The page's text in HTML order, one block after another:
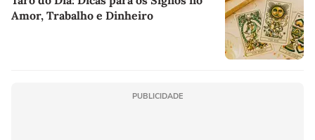
Amor, Trabalho e Dinheiro
PUBLICIDADE